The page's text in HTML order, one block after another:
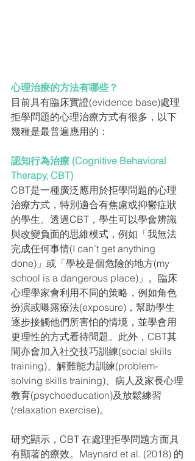
心理治療的方法有哪些？
目前具有臨床實證(evidence base)處理
拒學問題的心理治療方式有很多，以下
幾種是最普遍應用的：
認知行為治療 (Cognitive Behavioral
Therapy, CBT)
CBT是一種廣泛應用於拒學問題的心理
治療方式，特別適合有焦慮或抑鬱症狀
的學生。透過CBT，學生可以學會辨識
與改變負面的思維模式，例如「我無法
完成任何事情(I can’t get anything
done)」或「學校是個危險的地方(my
school is a dangerous place)」。臨床
心理學家會利用不同的策略，例如角色
扮演或曝露療法(exposure)，幫助學生
逐步接觸他們所害怕的情境，並學會用
更理性的方式看待問題。此外，CBT其
間亦會加入社交技巧訓練(social skills
training)、解難能力訓練(problem-
solving skills training)、病人及家長心理
教育(psychoeducation)及放鬆練習
(relaxation exercise)。
研究顯示，CBT 在處理拒學問題方面具
有顯著的療效。Maynard et al. (2018) 的